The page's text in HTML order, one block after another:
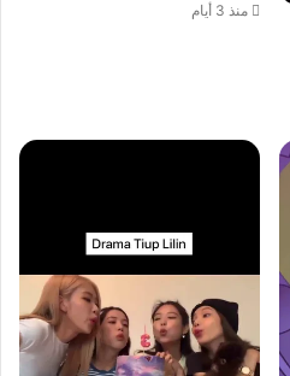
منذ 3 أيام